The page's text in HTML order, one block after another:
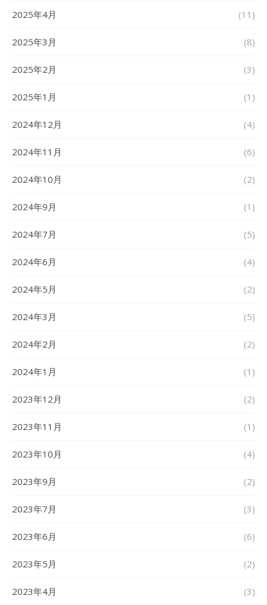
2025年4月 (11)
2025年3月 (8)
2025年2月 (3)
2025年1月 (1)
2024年12月 (4)
2024年11月 (6)
2024年10月 (2)
2024年9月 (1)
2024年7月 (5)
2024年6月 (4)
2024年5月 (2)
2024年3月 (5)
2024年2月 (2)
2024年1月 (1)
2023年12月 (2)
2023年11月 (1)
2023年10月 (4)
2023年9月 (2)
2023年7月 (3)
2023年6月 (6)
2023年5月 (2)
2023年4月 (3)